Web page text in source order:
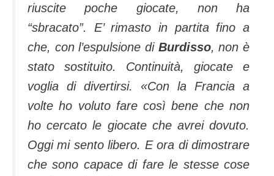
riuscite poche giocate, non ha
“sbracato”. E’ rimasto in partita fino a
che, con l’espulsione di Burdisso, non è
stato sostituito. Continuità, giocate e
voglia di divertirsi. «Con la Francia a
volte ho voluto fare così bene che non
ho cercato le giocate che avrei dovuto.
Oggi mi sento libero. E ora di dimostrare
che sono capace di fare le stesse cose